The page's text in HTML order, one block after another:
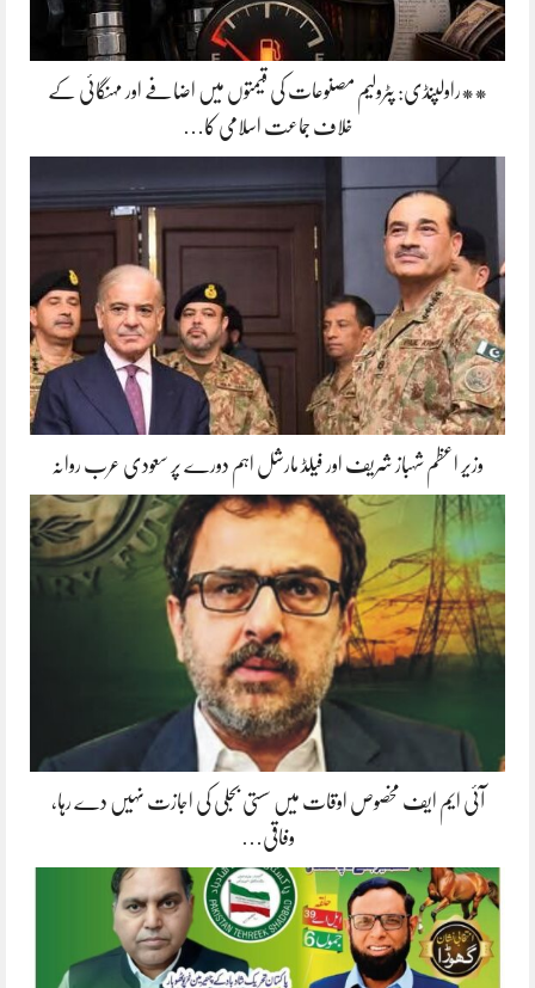
**راولپنڈی: پٹرولیم مصنوعات کی قیمتوں میں اضافے اور مہنگائی کے
خلاف جماعت اسلامی کا…
وزیر اعظم شہباز شریف اور فیلڈ مارشل اہم دورے پر سعودی عرب روانہ
آئی ایم ایف مخصوص اوقات میں سستی بجلی کی اجازت نہیں دے رہا،
وفاقی…